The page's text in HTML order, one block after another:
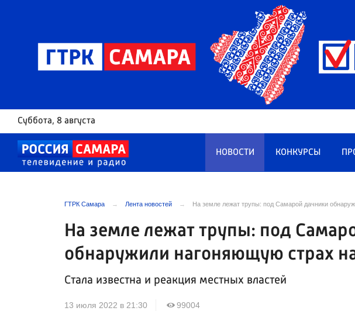
Суббота, 8 августа
НОВОСТИ КОНКУРСЫ
ГТРК Самара Лента новостей На земле лежат трупы: под Самарой дачники
На земле лежат трупы: под
обнаружили нагоняющую страх
Стала известна и реакция местных властей
13 июля 2022 в 21:30 99004